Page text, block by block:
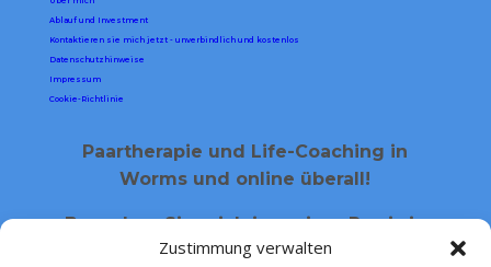
Zustimmung verwalten
Ablauf und Investment
Kontaktieren sie mich jetzt - unverbindlich und kostenlos
Datenschutzhinweise
Impressum
Cookie-Richtlinie
Paartherapie und Life-Coaching in
Worms und online überall!
Besuchen Sie mich in meiner Praxis in
Worms-Heppenheim!